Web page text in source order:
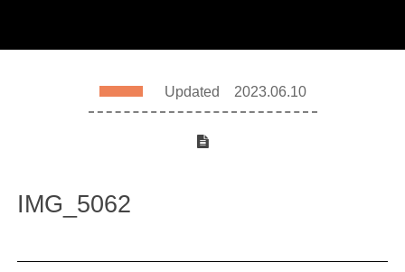
Updated 2023.06.10
IMG_5062